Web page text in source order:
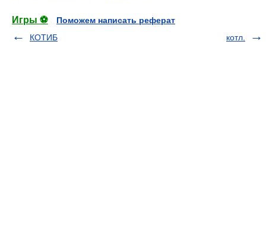
Игры ⚽
Поможем написать реферат
КОТИБ
котл.